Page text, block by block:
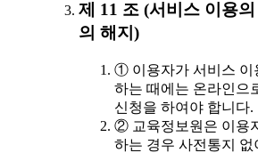
제 11 조 (서비스 이용
의 해지)
① 이용자가 서비스 이
하는 때에는 온라인으
신청을 하여야 합니다.
② 교육정보원은 이용
하는 경우 사전통지